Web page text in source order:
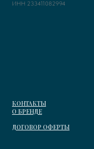
ИНН 233411082994
КОНТАКТЫ
О БРЕНДЕ
ДОГОВОР ОФЕРТЫ